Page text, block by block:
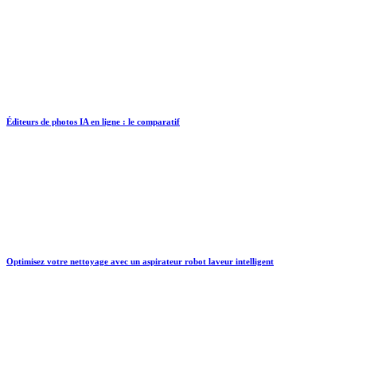
Éditeurs de photos IA en ligne : le comparatif
Optimisez votre nettoyage avec un aspirateur robot laveur intelligent